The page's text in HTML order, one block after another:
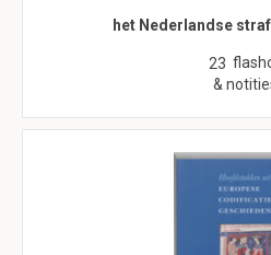
het Nederlandse
23
&